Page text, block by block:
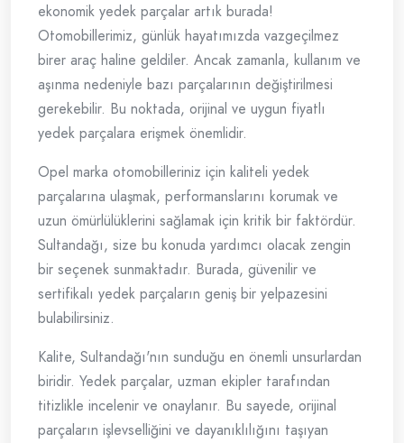
ekonomik yedek parçalar artık burada!
Otomobillerimiz, günlük hayatımızda vazgeçilmez
birer araç haline geldiler. Ancak zamanla, kullanım ve
aşınma nedeniyle bazı parçalarının değiştirilmesi
gerekebilir. Bu noktada, orijinal ve uygun fiyatlı
yedek parçalara erişmek önemlidir.
Opel marka otomobilleriniz için kaliteli yedek
parçalarına ulaşmak, performanslarını korumak ve
uzun ömürlülüklerini sağlamak için kritik bir faktördür.
Sultandağı, size bu konuda yardımcı olacak zengin
bir seçenek sunmaktadır. Burada, güvenilir ve
sertifikalı yedek parçaların geniş bir yelpazesini
bulabilirsiniz.
Kalite, Sultandağı'nın sunduğu en önemli unsurlardan
biridir. Yedek parçalar, uzman ekipler tarafından
titizlikle incelenir ve onaylanır. Bu sayede, orijinal
parçaların işlevselliğini ve dayanıklılığını taşıyan